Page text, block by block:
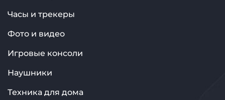
Часы и трекеры
Фото и видео
Игровые консоли
Наушники
Техника для дома